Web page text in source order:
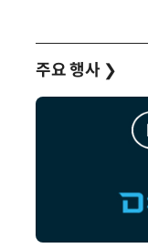
주요 행사 ❯